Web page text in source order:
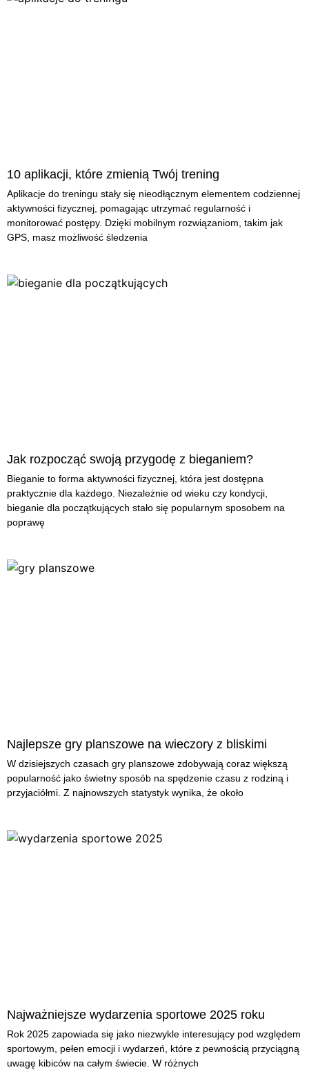
10 aplikacji, które zmienią Twój trening
Aplikacje do treningu stały się nieodłącznym elementem codziennej
aktywności fizycznej, pomagając utrzymać regularność i
monitorować postępy. Dzięki mobilnym rozwiązaniom, takim jak
GPS, masz możliwość śledzenia
Jak rozpocząć swoją przygodę z bieganiem?
Bieganie to forma aktywności fizycznej, która jest dostępna
praktycznie dla każdego. Niezależnie od wieku czy kondycji,
bieganie dla początkujących stało się popularnym sposobem na
poprawę
Najlepsze gry planszowe na wieczory z bliskimi
W dzisiejszych czasach gry planszowe zdobywają coraz większą
popularność jako świetny sposób na spędzenie czasu z rodziną i
przyjaciółmi. Z najnowszych statystyk wynika, że około
Najważniejsze wydarzenia sportowe 2025 roku
Rok 2025 zapowiada się jako niezwykle interesujący pod względem
sportowym, pełen emocji i wydarzeń, które z pewnością przyciągną
uwagę kibiców na całym świecie. W różnych